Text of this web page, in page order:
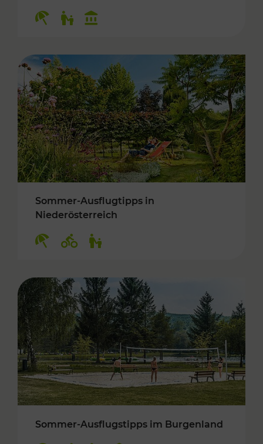
Sommer-Ausflugtipps in
Niederösterreich
Sommer-Ausflugstipps im Burgenland